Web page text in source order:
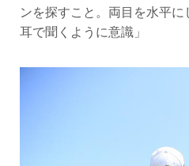
ンを探すこと。両目を水平
耳で聞くように意識」